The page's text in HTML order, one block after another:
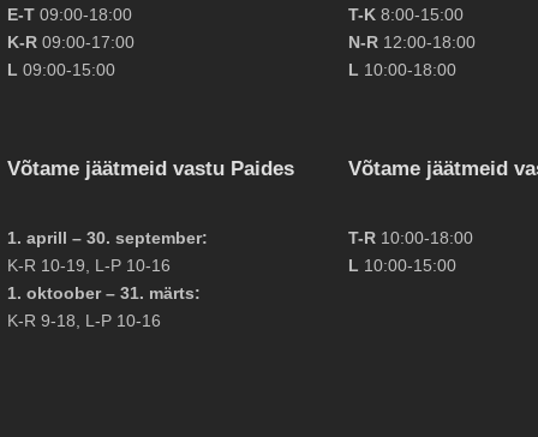
E-T09:00-18:00
K-R09:00-17:00
L 09:00-15:00
Võtame jäätmeid vastu Paides
1. aprill – 30. september:
K-R 10-19, L-P 10-16
1. oktoober – 31. märts:
K-R 9-18, L-P 10-16
T-K 8:00-15:00
N-R 12:00-18:00
L 10:00-18:00
Võtame jäätmeid
T-R 10:00-18:00
L 10:00-15:00